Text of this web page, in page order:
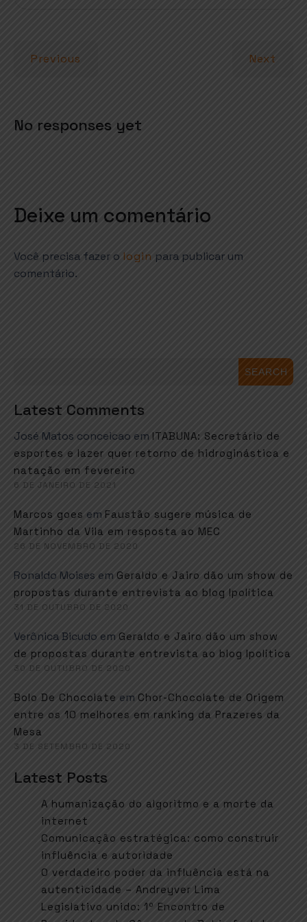
p o
Previous Next
No responses yet
Deixe um comentário
Você precisa fazer o login para publicar um
comentário.
SEARCH
Latest Comments
José Matos conceicao em ITABUNA: Secretário de
esportes e lazer quer retorno de hidroginástica e
natação em fevereiro
6 DE JANEIRO DE 2021
Marcos goes em Faustão sugere música de
Martinho da Vila em resposta ao MEC
26 DE NOVEMBRO DE 2020
Ronaldo Moises em Geraldo e Jairo dão um show de
propostas durante entrevista ao blog Ipolítica
31 DE OUTUBRO DE 2020
Verônica Bicudo em Geraldo e Jairo dão um show
de propostas durante entrevista ao blog Ipolítica
30 DE OUTUBRO DE 2020
Bolo De Chocolate em Chor-Chocolate de Origem
entre os 10 melhores em ranking da Prazeres da
Mesa
3 DE SETEMBRO DE 2020
Latest Posts
A humanização do algoritmo e a morte da
internet
Comunicação estratégica: como construir
influência e autoridade
O verdadeiro poder da influência está na
autenticidade – Andreyver Lima
Legislativo unido: 1º Encontro de